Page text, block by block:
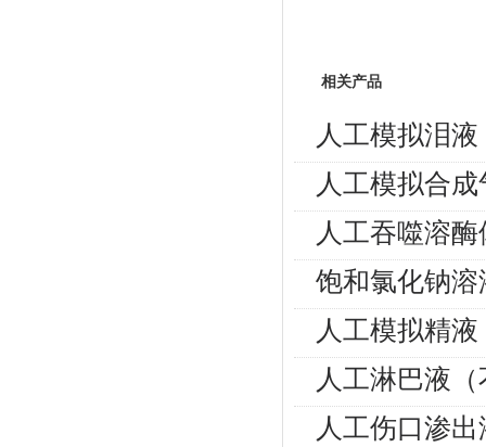
相关产品
人工模拟泪液
人工模拟合
人工吞噬溶
饱和氯化钠溶
人工模拟精
人工淋巴液
人工伤口渗出